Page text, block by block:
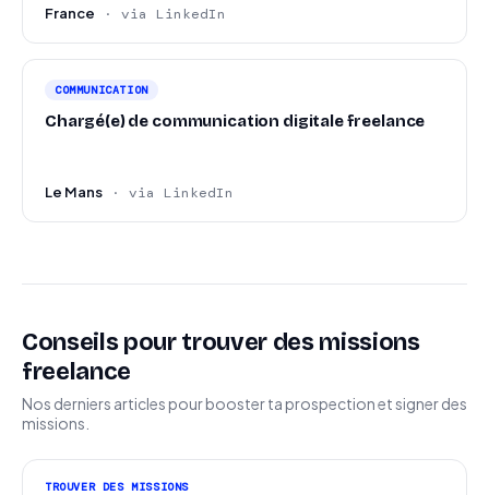
France · via LinkedIn
COMMUNICATION
Chargé(e) de communication digitale freelance
Le Mans · via LinkedIn
Conseils pour trouver des missions
freelance
Nos derniers articles pour booster ta prospection et signer des
missions.
TROUVER DES MISSIONS